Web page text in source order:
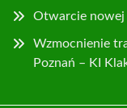
Otwarcie
Wzmocnienie
Poznań – KI